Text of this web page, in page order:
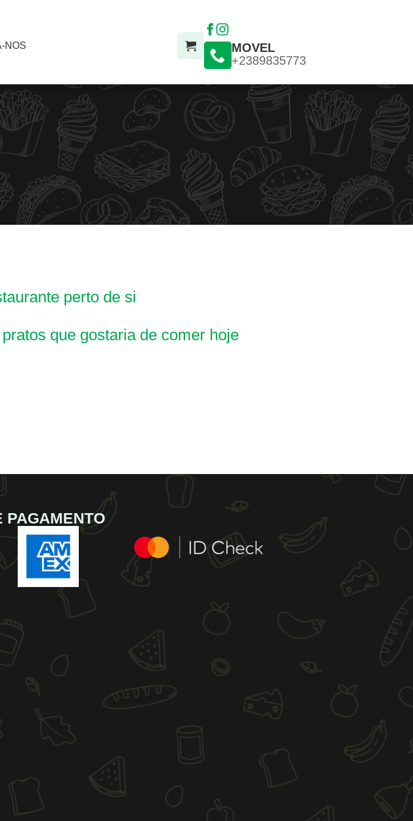
NOS
MOVEL
+2389835773
perto de si
que gostaria de comer hoje
PAGAMENTO